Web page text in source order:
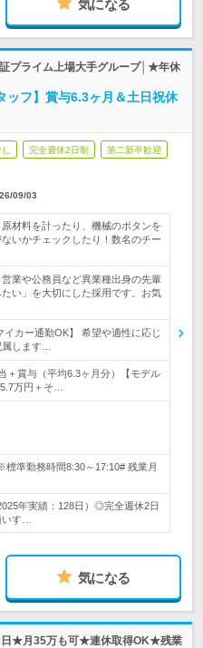
気になる
プライム上場大手グループ│★年休
ッフ】賞与6.3ヶ月＆土日祝休
完全週休2日制 第二新卒歓迎
09/03
材料を計ったり、機械のボタンを
いかチェックしたり！数名のチー
営業や公務員など異業種出身の先輩
い」を大切にした採用です。お気
イカー通勤OK】 希望や適性に応じ
します…
＋賞与（平均6.3ヶ月分）【モデル
万円＋そ…
準勤務時間8:30～17:10# 残業月
年実績：128日）◎完全週休2日
す…
気になる
日★月35万も可★連休取得OK★残業